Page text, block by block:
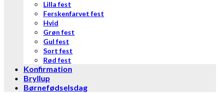
Lilla fest
Ferskenfarvet fest
Hvid
Grøn fest
Gul fest
Sort fest
Rød fest
Konfirmation
Bryllup
Børnefødselsdag